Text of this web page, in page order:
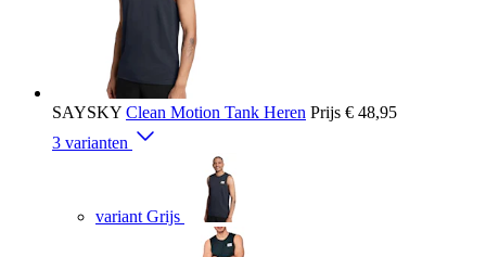
SAYSKY Clean Motion Tank Heren Prijs € 48,95
3 varianten
variant Grijs